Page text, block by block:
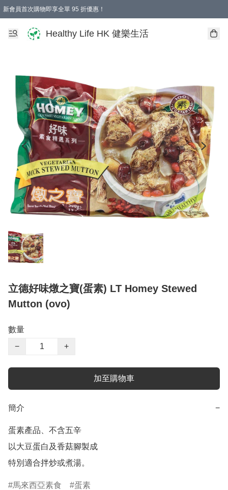
新會員首次購物即享全單 95 折優惠！
Healthy Life HK 健樂生活
立德好味燉之寶(蛋素) LT Homey Stewed
Mutton (ovo)
數量
−
+
加至購物車
簡介 −
蛋素產品、不含五辛
以大豆蛋白及香菇腳製成
特別適合拌炒或煮湯。
馬來西亞素食 蛋素